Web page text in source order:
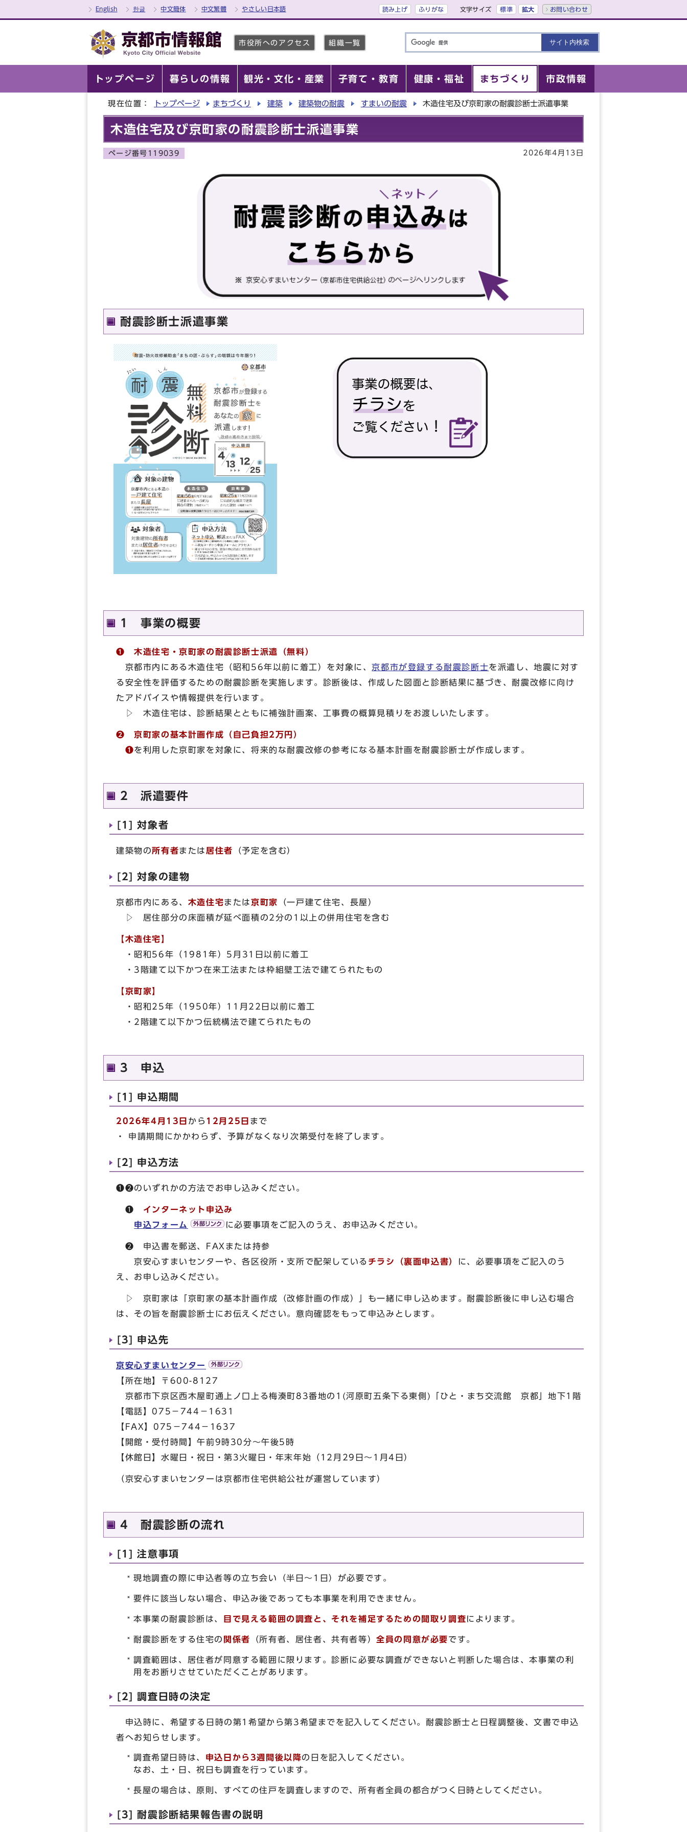
English 한글 中文簡体 中文繁體 やさしい日本語 読み上げ ふりがな 文字サイズ 標準 拡大 お問い合わせ
市役所へのアクセス 組織一覧
トップページ 暮らしの情報 観光・文化・産業 子育て・教育 健康・福祉 まちづくり 市政情報
現在位置： トップページ まちづくり 建築 建築物の耐震 すまいの耐震 木造住宅及び京町家の耐震診断士派遣事業
木造住宅及び京町家の耐震診断士派遣事業
ページ番号119039 2026年4月13日
耐震診断士派遣事業
1 事業の概要
❶ 木造住宅・京町家の耐震診断士派遣（無料）
京都市内にある木造住宅（昭和56年以前に着工）を対象に、京都市が登録する耐震診断士を派遣し、地震に対す
る安全性を評価するための耐震診断を実施します。診断後は、作成した図面と診断結果に基づき、耐震改修に向け
たアドバイスや情報提供を行います。
▷ 木造住宅は、診断結果とともに補強計画案、工事費の概算見積りをお渡しいたします。
❷京町家の基本計画作成 （自己負担2万円）
❶を利用した京町家を対象に、将来的な耐震改修の参考になる基本計画を耐震診断士が作成します。
2 派遣要件
[1] 対象者
建築物の所有者または 居住者 （予定を含む）
[2] 対象の建物
京都市内にある、 木造住宅または京町家
（一戸建て住宅、長屋）
▷ 居住部分の床面積が延べ面積の2分の1以上の併用住宅を含む
【木造住宅】
・昭和56年（1981年）5月31日以前に着工
・3階建て以下かつ在来工法または枠組壁工法で建てられたもの
【京町家】
・昭和25年（1950年）11月22日以前に着工
・2階建て以下かつ伝統構法で建てられたもの
3 申込
[1] 申込期間
2026年4月13日 から 12月25日 まで
・ 申請期間にかかわらず、予算がなくなり次第受付を終了します。
[2] 申込方法
❶❷のいずれかの方法でお申し込みください。
❶ インターネット申込み
申込フォーム
に必要事項をご記入のうえ、お申込みください。
❷ 申込書を郵送、FAXまたは持参
京安心すまいセンターや、各区役所・支所で配架している チラシ（裏面申込書）
に、必要事項をご記入のう
え、お申し込みください。
▷ 京町家は「京町家の基本計画作成（改修計画の作成）」も一緒に申し込めます。耐震診断後に申し込む場合
は、その旨を耐震診断士にお伝えください。意向確認をもって申込みとします。
[3] 申込先
京安心すまいセンター
【所在地】〒600-8127
京都市下京区西木屋町通上ノ口上る梅湊町83番地の1(河原町五条下る東側)「ひと・まち交流館 京都」地下1階
【電話】075－744－1631
【FAX】075－744－1637
【開館・受付時間】午前9時30分～午後5時
【休館日】水曜日・祝日・第3火曜日・年末年始（12月29日～1月4日）
（京安心すまいセンターは京都市住宅供給公社が運営しています）
4 耐震診断の流れ
[1] 注意事項
現地調査の際に申込者等の立ち会い（半日～1日）が必要です。
要件に該当しない場合、申込み後であっても本事業を利用できません。
本事業の耐震診断は、 目で見える範囲の調査と 、 それを補足するための聞取り調査によります。
耐震診断をする住宅の 関係者 （所有者、居住者、共有者等）全員の同意が必要です。
調査範囲は、居住者が同意する範囲に限ります。診断に必要な調査ができないと判断した場合は、本事業の利
用をお断りさせていただくことがあります。
[2] 調査日時の決定
申込時に、希望する日時の第1希望から第3希望までを記入してください。耐震診断士と日程調整後、文書で申込
者へお知らせします。
調査希望日時は、 申込日から3週間後以降の日を記入してください。
なお、土・日、祝日も調査を行っています。
長屋の場合は、原則、すべての住戸を調査しますので、所有者全員の都合がつく日時としてください。
[3] 耐震診断結果報告書の説明